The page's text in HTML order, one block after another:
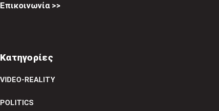
Επικοινωνία >>
Κατηγορίες
VIDEO-REALITY
POLITICS